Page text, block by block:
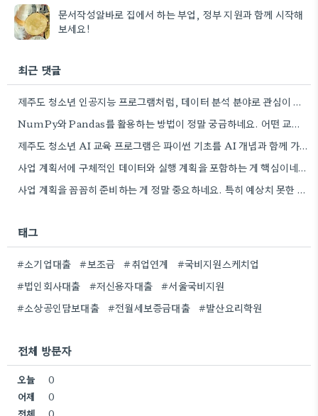
문서작성알바로 집에서 하는 부업, 정부 지원과 함께 시작해
보세요!
최근 댓글
제주도 청소년 인공지능 프로그램처럼, 데이터 분석 분야로 관심이 생겨서 오프라인 학원 정보 좀 더 찾아봐야겠네요.
NumPy와 Pandas를 활용하는 방법이 정말 궁금하네요. 어떤 교육 과정에서 좀 더 자세히 다루는지 알려주실 수…
제주도 청소년 AI 교육 프로그램은 파이썬 기초를 AI 개념과 함께 가르치는 방식이 흥미롭네요. 특히 인공지능…
사업 계획서에 구체적인 데이터와 실행 계획을 포함하는 게 핵심이네요. 제가 비슷한 경험이 있어서, 단순히 아이디어를…
사업 계획을 꼼꼼히 준비하는 게 정말 중요하네요. 특히 예상치 못한 지출 때문에 어려움을 겪는 경우도…
태그
#소기업대출 #보조금 #취업연계
#국비지원스케치업
#법인회사대출
#저신용자대출
#서울국비지원
#소상공인담보대출
#전월세보증금대출 #발산요리학원
전체 방문자
오늘
0
어제
0